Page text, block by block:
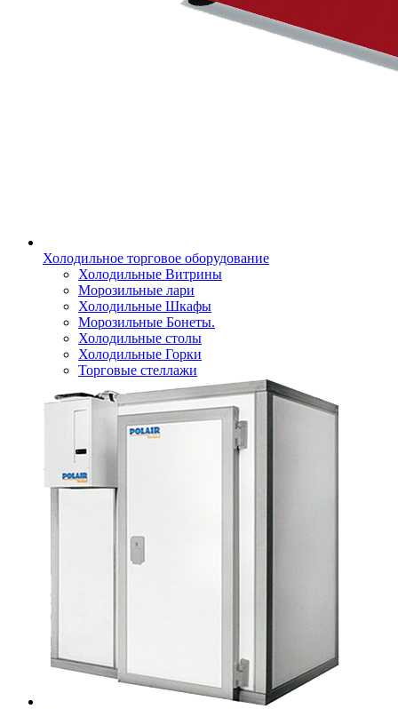
Холодильное торговое оборудование
Холодильные Витрины
Морозильные лари
Холодильные Шкафы
Морозильные Бонеты.
Холодильные столы
Холодильные Горки
Торговые стеллажи